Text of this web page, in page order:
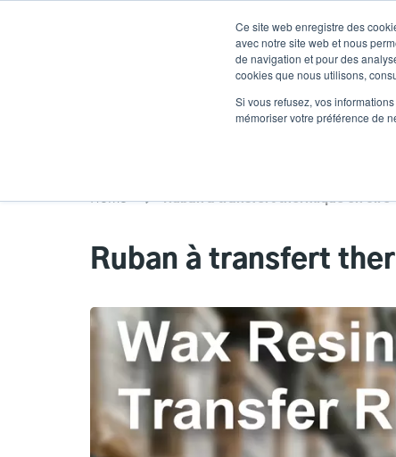
Ce site web enregistre des
avec notre site web et nous
de navigation et pour des
cookies que nous utilisons,
Si vous refusez, vos
mémoriser votre préférence de
Home Ruban à transfert thermique en
Ruban à transfert